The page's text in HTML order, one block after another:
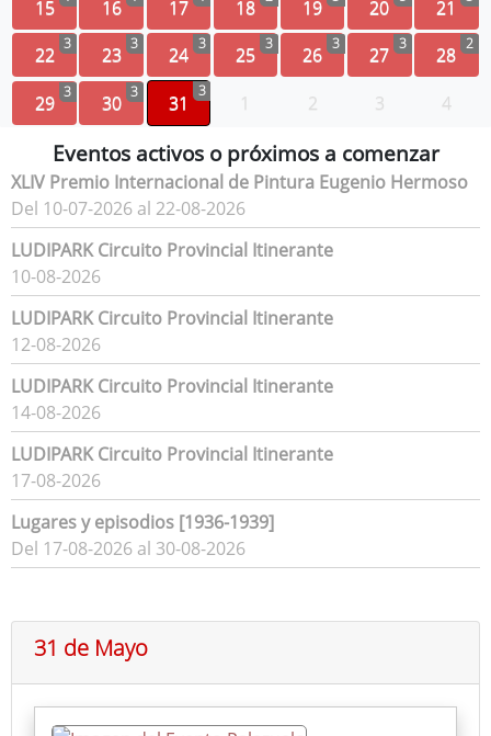
15 16 17 18 19 20 21
22 3 23 3 24 3 25 3 26 3 27 3 28 2
29 3 30 3 31
3
1 2 3 4
Eventos activos o próximos a comenzar
XLIV Premio Internacional de Pintura Eugenio Hermoso
Del 10-07-2026 al 22-08-2026
LUDIPARK Circuito Provincial Itinerante
10-08-2026
LUDIPARK Circuito Provincial Itinerante
12-08-2026
LUDIPARK Circuito Provincial Itinerante
14-08-2026
LUDIPARK Circuito Provincial Itinerante
17-08-2026
Lugares y episodios [1936-1939]
Del 17-08-2026 al 30-08-2026
31 de Mayo